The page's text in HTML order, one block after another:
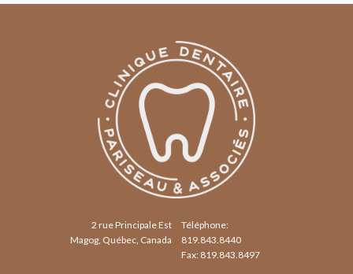
Téléphone:
819.843.8440
Fax: 819.843.8497
2 rue Principale Est
Magog, Québec, Canada